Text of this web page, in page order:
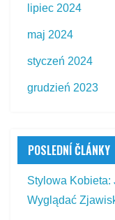
lipiec 2024
maj 2024
styczeń 2024
grudzień 2023
POSLEDNÍ ČLÁNKY
Stylowa Kobieta:
Wyglądać